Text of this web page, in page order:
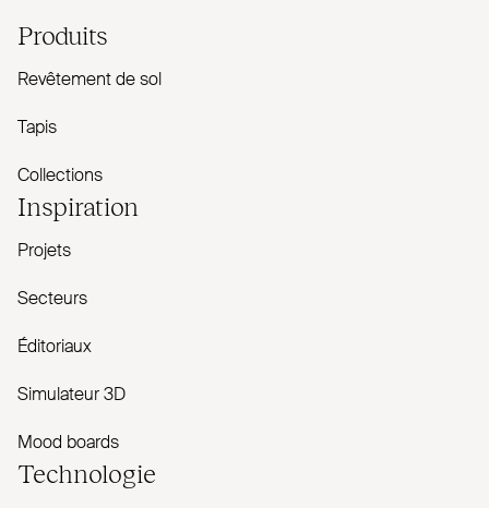
Produits
Revêtement de sol
Tapis
Collections
Inspiration
Projets
Secteurs
Éditoriaux
Simulateur 3D
Mood boards
Technologie